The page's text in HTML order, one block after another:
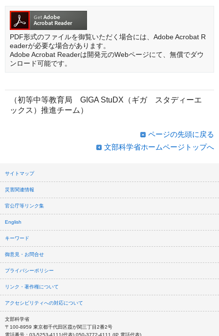
PDF形式のファイルを御覧いただく場合には、Adobe Acrobat R
eaderが必要な場合があります。
Adobe Acrobat Readerは開発元のWebページにて、無償でダウ
ンロード可能です。
（初等中等教育局 GIGA StuDX（ギガ スタディーエ
ックス）推進チーム）
ページの先頭に戻る
文部科学省ホームページトップへ
サイトマップ
災害関連情報
官公庁等リンク集
English
キーワード
御意見・お問合せ
プライバシーポリシー
リンク・著作権について
アクセシビリティへの対応について
文部科学省
〒100-8959 東京都千代田区霞が関三丁目2番2号
電話番号：03-5253-4111(代表) 050-3772-4111 (IP 電話代表)